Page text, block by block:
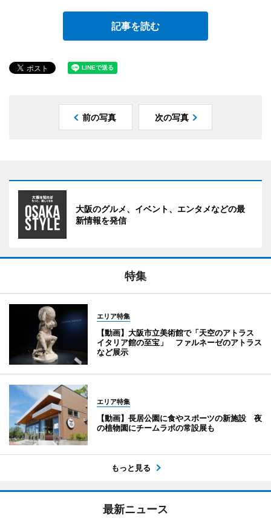
記事を読む
前の写真 次の写真
大阪のグルメ、イベント、エンタメなどの最
新情報を発信
特集
エリア特集
【動画】大阪市立美術館で「天空のアトラス
イタリア館の至宝」 ファルネーゼのアトラス
など展示
エリア特集
【動画】長居公園に食やスポーツの新施設 夜
の植物園にチームラボの常設展も
もっと見る
最新ニュース